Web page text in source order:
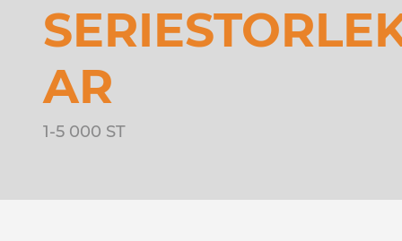
AR
1-5 000 ST